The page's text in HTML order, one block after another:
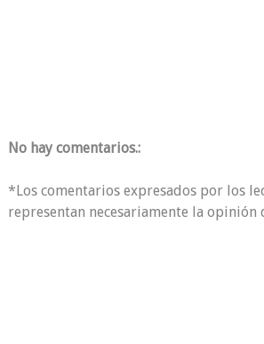
No hay comentarios.:
*Los comentarios expresados por los
representan necesariamente la opinión